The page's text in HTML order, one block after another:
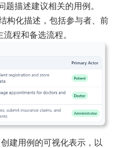
题描述建议相关的用例。
构化描述，包括参与者、前
程和备选流程。
创建用例的可视化表示，以